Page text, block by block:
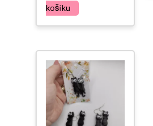
košíku